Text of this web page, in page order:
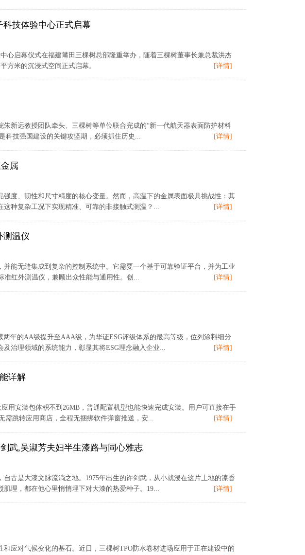
技体验中心正式启幕
心启幕仪式在福建莆田三棵树总部隆重举办，随着三棵树董事长兼总裁洪杰
方米的沉浸式空间正式启幕。
[详情]
新远教授团队牵头、三棵树等单位联合完成的“新一代航天器表面防护材料
科技强国建设的关键攻坚期，必须抓住历史...
[详情]
属
度、韧性和尺寸精度的核心变量。然而，高温下的金属表面极具挑战性：其
种复杂工况下实现精准、可靠的非接触式测温？...
[详情]
测温仪
能无缝集成到复杂的控制系统中。它需要一个基于可靠验证平台，并为工业
红外测温仪，兼顾出众性能与通用性。创...
[详情]
年的AA级提升至AAA级，为华证ESG评级体系的最高等级，位列涂料细分
治理领域的系统能力，彰显其将ESG理念融入企业...
[详情]
详解
用安装包体积不到26MB，普通配置机型也能快速完成安装。用户可直接在手
需跳转应用商店，全程无捆绑软件弹窗推送，安...
[详情]
武,吴淑芳夫妇半生漆路与同心雅志
古是大漆文脉流淌之地。1975年出生的许剑武，从小就浸在这片土地的漆香
理，都在他心里悄悄埋下对大漆的热爱种子。19...
[详情]
应对气候变化的基石。近日，三棵树TPO防水卷材进场应用于正在建设中的